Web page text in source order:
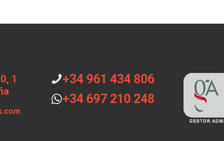
1
+34 961 434 806
+34 697 210 248